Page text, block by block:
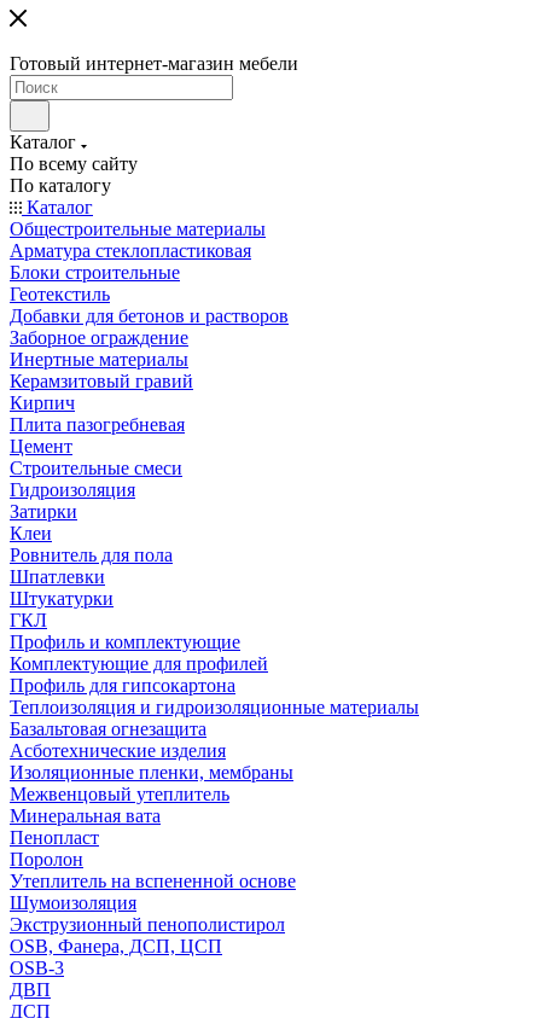
Готовый интернет-магазин мебели
Каталог
По всему сайту
По каталогу
Каталог
Общестроительные материалы
Арматура стеклопластиковая
Блоки строительные
Геотекстиль
Добавки для бетонов и растворов
Заборное ограждение
Инертные материалы
Керамзитовый гравий
Кирпич
Плита пазогребневая
Цемент
Строительные смеси
Гидроизоляция
Затирки
Клеи
Ровнитель для пола
Шпатлевки
Штукатурки
ГКЛ
Профиль и комплектующие
Комплектующие для профилей
Профиль для гипсокартона
Теплоизоляция и гидроизоляционные материалы
Базальтовая огнезащита
Асботехнические изделия
Изоляционные пленки, мембраны
Межвенцовый утеплитель
Минеральная вата
Пенопласт
Поролон
Утеплитель на вспененной основе
Шумоизоляция
Экструзионный пенополистирол
OSB, Фанера, ДСП, ЦСП
OSB-3
ДВП
ДСП